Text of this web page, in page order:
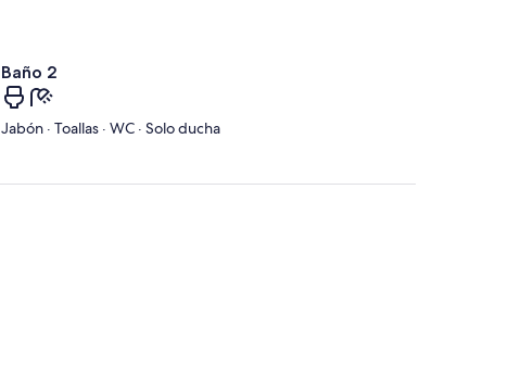
Baño 2
Jabón · Toallas · WC · Solo ducha